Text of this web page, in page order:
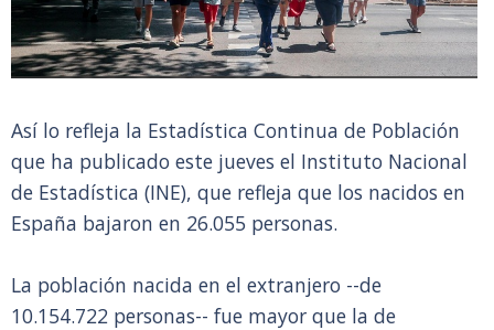
Así lo refleja la Estadística Continua de Población
que ha publicado este jueves el Instituto Nacional
de Estadística (INE), que refleja que los nacidos en
España bajaron en 26.055 personas.
La población nacida en el extranjero --de
10.154.722 personas-- fue mayor que la de